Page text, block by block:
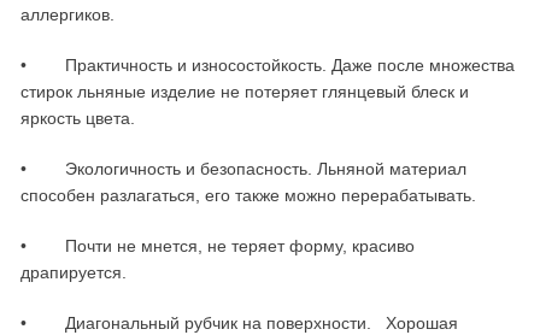
аллергиков.
• Практичность и износостойкость. Даже после множества
стирок льняные изделие не потеряет глянцевый блеск и
яркость цвета.
• Экологичность и безопасность. Льняной материал
способен разлагаться, его также можно перерабатывать.
• Почти не мнется, не теряет форму, красиво
драпируется.
• Диагональный рубчик на поверхности. Хорошая